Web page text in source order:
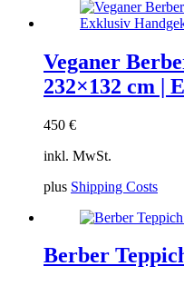
Veganer
232×132 cm |
450 €
inkl. MwSt.
plus Shipping Costs
Berber